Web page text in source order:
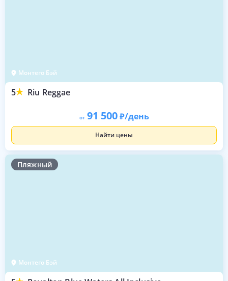
Монтего Бэй
5 Riu Reggae
от 91 500 /день
Найти цены
Пляжный
Монтего Бэй